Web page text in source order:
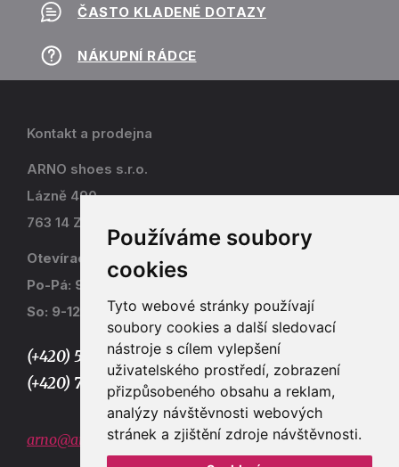
Používáme soubory
cookies
Tyto webové stránky používají
soubory cookies a další sledovací
nástroje s cílem vylepšení
uživatelského prostředí, zobrazení
přizpůsobeného obsahu a reklam,
analýzy návštěvnosti webových
stránek a zjištění zdroje návštěvnosti.
ČASTO KLADENÉ DOTAZY
NÁKUPNÍ RÁDCE
Kontakt a prodejna
ARNO shoes s.r.o.
Lázně 490
763 14 Zlín - Kostelec
Otevírací doba
Po-Pá: 9-17
So: 9-12
(+420) 577 915 036,
(+420) 773 667 390
arno@arno.cz